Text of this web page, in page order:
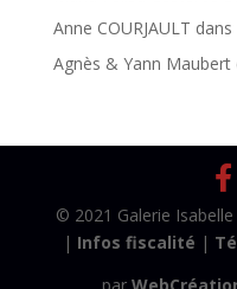
Anne COURJAULT dans
Agnès & Yann Maubert
© 2021 Galerie Isabelle
| Infos fiscalité |